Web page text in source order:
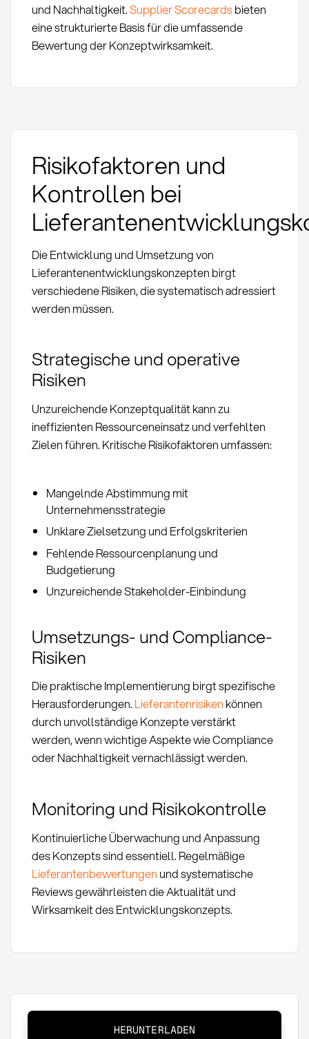
und Nachhaltigkeit.Supplier Scorecardsbieten
eine strukturierte Basis für die umfassende
Bewertung der Konzeptwirksamkeit.
Risikofaktoren und
Kontrollen bei
Die Entwicklung und Umsetzung von
Lieferantenentwicklungskonzepten birgt
verschiedene Risiken, die systematisch adressiert
werden müssen.
Strategische und operative
Risiken
Unzureichende Konzeptqualität kann zu
ineffizienten Ressourceneinsatz und verfehlten
Zielen führen. Kritische Risikofaktoren umfassen:
Mangelnde Abstimmung mit
Unternehmensstrategie
Unklare Zielsetzung und Erfolgskriterien
Fehlende Ressourcenplanung und
Budgetierung
Unzureichende Stakeholder-Einbindung
Umsetzungs- und Compliance-
Risiken
Die praktische Implementierung birgt spezifische
Herausforderungen. Lieferantenrisiken können
durch unvollständige Konzepte verstärkt
werden, wenn wichtige Aspekte wie Compliance
oder Nachhaltigkeit vernachlässigt werden.
Monitoring und Risikokontrolle
Kontinuierliche Überwachung und Anpassung
des Konzepts sind essentiell. Regelmäßige
Lieferantenbewertungen und systematische
Reviews gewährleisten die Aktualität und
Wirksamkeit des Entwicklungskonzepts.
Lieferantenentwicklungskonzept:
HERUNTERLADEN